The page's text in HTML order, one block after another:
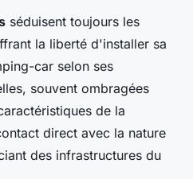
séduisent toujours les
la liberté d'installer sa
car selon ses
souvent ombragées
de la
direct avec la nature
des infrastructures du